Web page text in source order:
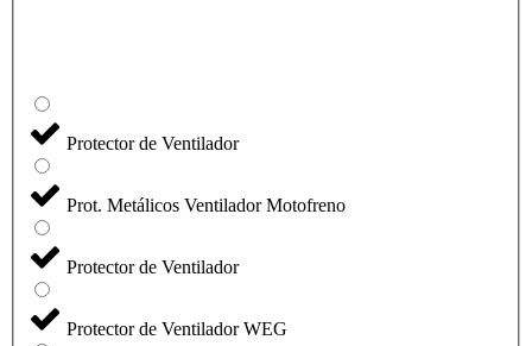
Protector de Ventilador
Prot. Metálicos Ventilador Motofreno
Protector de Ventilador
Protector de Ventilador WEG